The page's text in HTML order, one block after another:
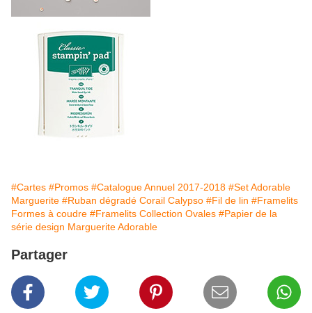
#Cartes #Promos #Catalogue Annuel 2017-2018 #Set Adorable
Marguerite #Ruban dégradé Corail Calypso #Fil de lin #Framelits
Formes à coudre #Framelits Collection Ovales #Papier de la
série design Marguerite Adorable
Partager